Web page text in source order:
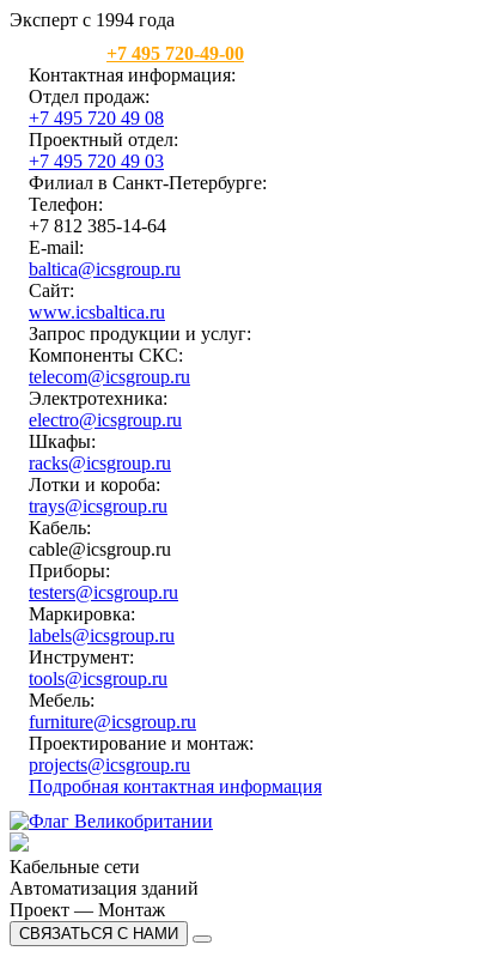
Эксперт с 1994 года
+7 495 720-49-00
Контактная информация:
Отдел продаж:
+7 495 720 49 08
Проектный отдел:
+7 495 720 49 03
Филиал в Санкт-Петербурге:
Телефон:
+7 812 385-14-64
E-mail:
baltica@icsgroup.ru
Сайт:
www.icsbaltica.ru
Запрос продукции и услуг:
Компоненты СКС:
telecom@icsgroup.ru
Электротехника:
electro@icsgroup.ru
Шкафы:
racks@icsgroup.ru
Лотки и короба:
trays@icsgroup.ru
Кабель:
cable@icsgroup.ru
Приборы:
testers@icsgroup.ru
Маркировка:
labels@icsgroup.ru
Инструмент:
tools@icsgroup.ru
Мебель:
furniture@icsgroup.ru
Проектирование и монтаж:
projects@icsgroup.ru
Подробная контактная информация
Кабельные сети
Автоматизация зданий
Проект — Монтаж
СВЯЗАТЬСЯ С НАМИ